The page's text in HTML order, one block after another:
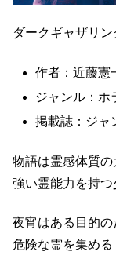
ダークギャザリ
作者：近藤憲
ジャンル：ホ
掲載誌：ジャ
物語は霊感体質の
強い霊能力を持つ
夜宵はある目的の
危険な霊を集め